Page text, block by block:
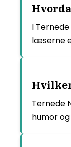
I
læserne
Ternede
humor